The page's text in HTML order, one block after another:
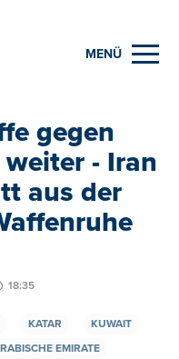
MENÜ
gegen
- Iran
aus der
18:35
KATAR
KUWAIT
EMIRATE